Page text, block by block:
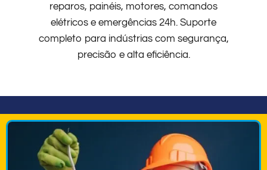
reparos, painéis, motores, comandos
elétricos e emergências 24h. Suporte
completo para indústrias com segurança,
precisão e alta eficiência.